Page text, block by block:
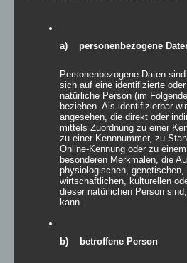
Traversenhussen: Die elegante
a) personenbezogene
Personenbezogene Daten
sich auf eine identifizierte
natürliche Person (im
beziehen. Als identifizierbar
angesehen, die direkt oder
mittels Zuordnung zu einer
zu einer Kennnummer, zu
Online-Kennung oder zu
besonderen Merkmalen, die
physiologischen, genetischen,
wirtschaftlichen, kulturellen
dieser natürlichen Person
kann.
b) betroffene Person